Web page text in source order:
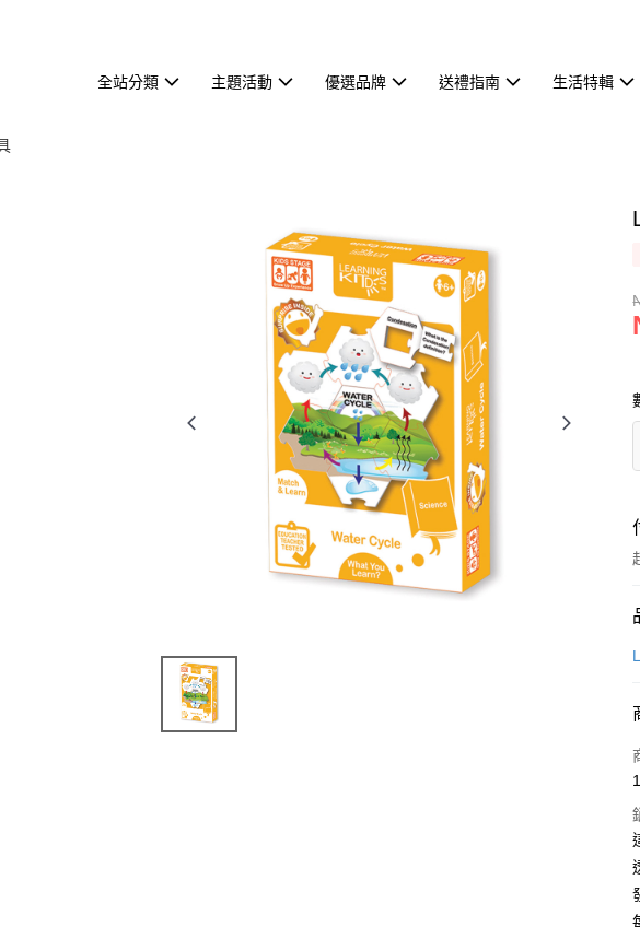
全站分類 主題活動 優選品牌 送禮指南 生活特輯